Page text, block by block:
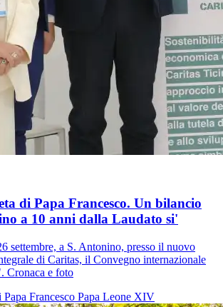
di Papa Francesco. Un bilancio
a 10 anni dalla Laudato si'
settembre, a S. Antonino, presso il nuovo
di Caritas, il Convegno internazionale
Cronaca e foto
Papa Francesco Papa Leone XIV